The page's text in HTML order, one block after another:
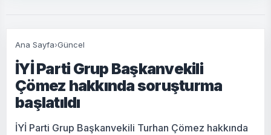
Ana Sayfa›Güncel
İYİ Parti Grup Başkanvekili
Çömez hakkında soruşturma
başlatıldı
İYİ Parti Grup Başkanvekili Turhan Çömez hakkında